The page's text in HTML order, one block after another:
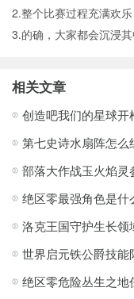
2.整个比赛过程充满欢乐
3.的确，大家都会沉浸
相关文章
第七史诗水扇阵怎
绝区零最强角色是